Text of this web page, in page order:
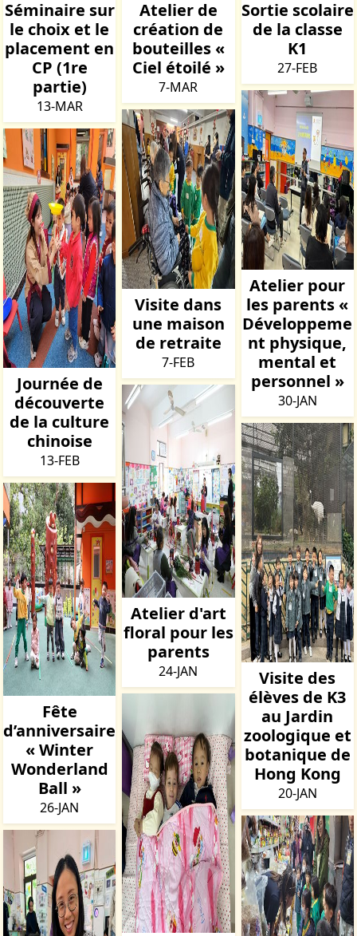
Séminaire sur
le choix et le
placement en
CP (1re
partie)
13-MAR
Journée de
découverte
de la culture
chinoise
13-FEB
Fête
d’anniversaire
« Winter
Wonderland
Ball »
26-JAN
Atelier de
création de
bouteilles «
Ciel étoilé »
7-MAR
Visite dans
une maison
de retraite
7-FEB
Atelier d'art
floral pour les
parents
24-JAN
Sortie scolaire
de la classe
K1
27-FEB
Atelier pour
les parents «
Développeme
nt physique,
mental et
personnel »
30-JAN
Visite des
élèves de K3
au Jardin
zoologique et
botanique de
Hong Kong
20-JAN